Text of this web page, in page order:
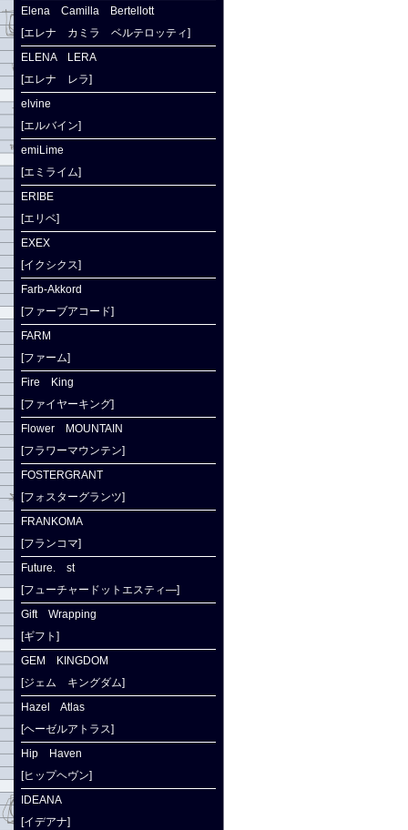
Elena Camilla Bertellott
[エレナ カミラ ベルテロッティ]
ELENA LERA
[エレナ レラ]
elvine
[エルバイン]
emiLime
[エミライム]
ERIBE
[エリベ]
EXEX
[イクシクス]
Farb-Akkord
[ファーブアコード]
FARM
[ファーム]
Fire King
[ファイヤーキング]
Flower MOUNTAIN
[フラワーマウンテン]
FOSTERGRANT
[フォスターグランツ]
FRANKOMA
[フランコマ]
Future. st
[フューチャードットエスティ―]
Gift Wrapping
[ギフト]
GEM KINGDOM
[ジェム キングダム]
Hazel Atlas
[ヘーゼルアトラス]
Hip Haven
[ヒップヘヴン]
IDEANA
[イデアナ]